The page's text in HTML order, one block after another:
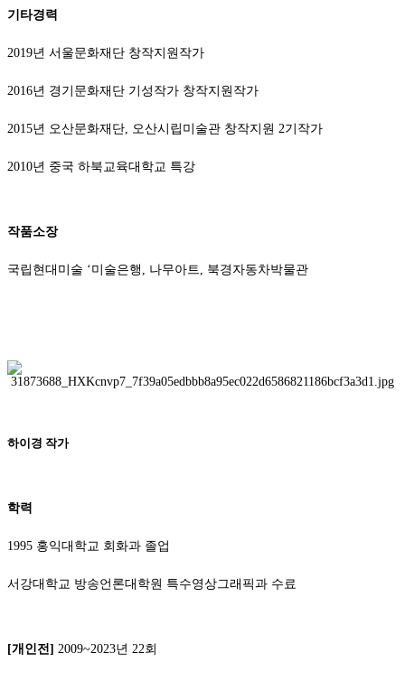
기타경력
2019년 서울문화재단 창작지원작가
2016년 경기문화재단 기성작가 창작지원작가
2015년 오산문화재단, 오산시립미술관 창작지원 2기작가
2010년 중국 하북교육대학교 특강
작품소장
국립현대미술 ‘미술은행, 나무아트, 북경자동차박물관
하이경 작가
학력
1995 홍익대학교 회화과 졸업
서강대학교 방송언론대학원 특수영상그래픽과 수료
[개인전] 2009~2023년 22회